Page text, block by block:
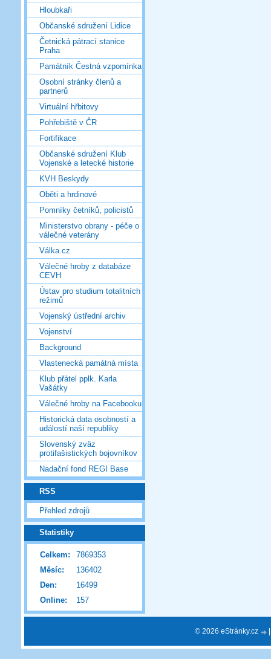
Hloubkaři
Občanské sdružení Lidice
Četnická pátrací stanice
Praha
Památník Čestná vzpomínka
Osobní stránky členů a
partnerů
Virtuální hřbitovy
Pohřebiště v ČR
Fortifikace
Občanské sdružení Klub
Vojenské a letecké historie
KVH Beskydy
Oběti a hrdinové
Pomníky četníků, policistů
Ministerstvo obrany - péče o
válečné veterány
Válka.cz
Válečné hroby z databáze
CEVH
Ústav pro studium totalitních
režimů
Vojenský ústřední archiv
Vojenství
Background
Vlastenecká památná místa
Klub přátel pplk. Karla
Vašátky
Válečné hroby na Facebooku
Historická data osobností a
událostí naší republiky
Slovenský zväz
protifašistických bojovníkov
Nadační fond REGI Base
RSS
Přehled zdrojů
Statistiky
Online: 157
Celkem:
7869353
Měsíc:
136402
Den:
16499
© 2026 eStránky.cz